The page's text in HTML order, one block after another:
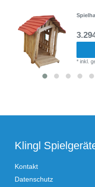
*inkl.
Klingl
Kontakt
Datenschutz